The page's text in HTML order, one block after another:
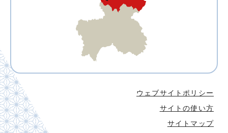
ウェブサイトポリシー
サイトの使い方
サイトマップ